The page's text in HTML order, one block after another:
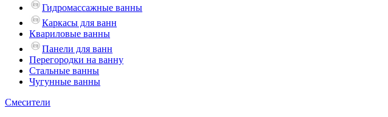
Гидромассажные ванны
Каркасы для ванн
Квариловые ванны
Панели для ванн
Перегородки на ванну
Стальные ванны
Чугунные ванны
Смесители